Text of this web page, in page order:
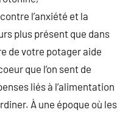
l’anxiété et la
plus présent que dans
de votre potager aide
que l’on sent de
liés à l’alimentation
À une époque où les